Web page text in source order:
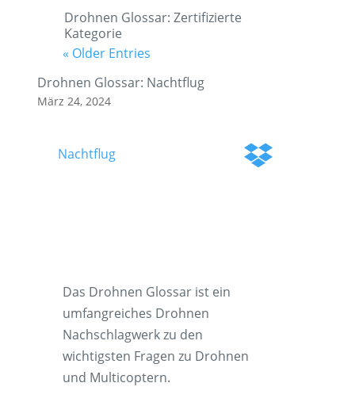
Drohnen Glossar: Zertifizierte
Kategorie
« Older Entries
Drohnen Glossar: Nachtflug
März 24, 2024
Nachtflug
Das Drohnen Glossar ist ein
umfangreiches Drohnen
Nachschlagwerk zu den
wichtigsten Fragen zu Drohnen
und Multicoptern.